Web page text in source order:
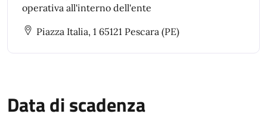
operativa all'interno dell'ente
Piazza Italia, 1 65121 Pescara (PE)
Data di scadenza